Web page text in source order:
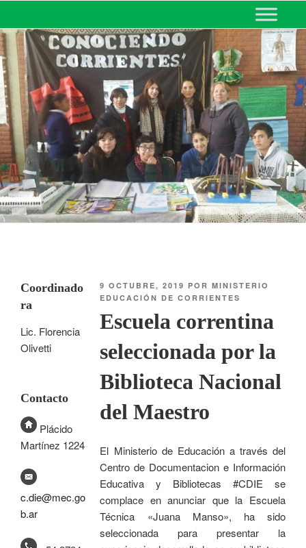
MINISTERIO DE EDUCACIÓN
DE CORRIENTES
9 OCTUBRE, 2019 PORMINISTERIO
EDUCACIÓN DE CORRIENTES
Escuela correntina
seleccionada por la
Biblioteca Nacional
del Maestro
El Ministerio de Educación a través del
Centro de Documentacion e Información
Educativa y Bibliotecas #CDIE se
complace en anunciar que la Escuela
Técnica «Juana Manso», ha sido
seleccionada para presentar la
Coordinado
ra
Lic. Florencia
Olivetti
Contacto
Plácido
Martínez 1224
c.die@mec.go
b.ar